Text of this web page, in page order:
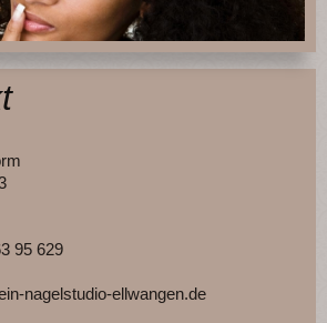
95 629
nagelstudio-ellwangen.de